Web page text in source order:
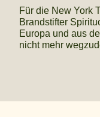
Für die New York
Brandstifter
Europa und aus
nicht mehr